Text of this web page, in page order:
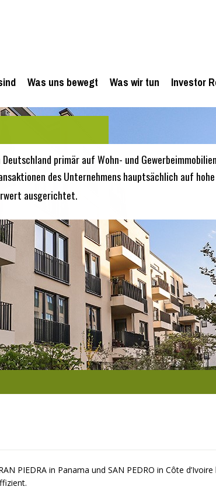
Was uns bewegt Was wir tun Investor
Deutschland primär auf Wohn- und Gewerbeimmobilien
ausgerichtet.
des Unternehmens hauptsächlich auf hohe
PIEDRA in Panama und SAN PEDRO in Côte